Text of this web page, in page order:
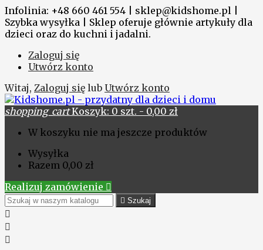
Infolinia: +48 660 461 554 | sklep@kidshome.pl |
Szybka wysyłka | Sklep oferuje głównie artykuły dla
dzieci oraz do kuchni i jadalni.
Zaloguj się
Utwórz konto
Witaj, Zaloguj się lub Utwórz konto
shopping_cart Koszyk: 0 szt. - 0,00 zł
W koszyku nie ma jeszcze produktów
Wysyłka
Razem 0,00 zł
Realizuj zamówienie 
 Szukaj


